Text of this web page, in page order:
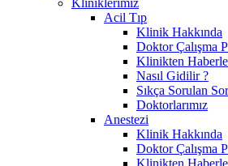
Acil Tıp
Klinik Hakkında
Doktor Çalışma
Klinikten
Nasıl Gidilir ?
Sıkça Sorulan
Doktorlarımız
Anestezi
Klinik Hakkında
Doktor Çalışma
Klinikten